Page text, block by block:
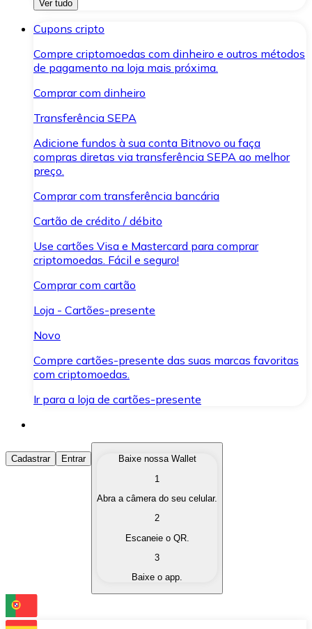
Ver tudo
Cupons cripto
Compre criptomoedas com dinheiro e outros métodos
de pagamento na loja mais próxima.
Comprar com dinheiro
Transferência SEPA
Adicione fundos à sua conta Bitnovo ou faça
compras diretas via transferência SEPA ao melhor
preço.
Comprar com transferência bancária
Cartão de crédito / débito
Use cartões Visa e Mastercard para comprar
criptomoedas. Fácil e seguro!
Comprar com cartão
Loja - Cartões-presente
Novo
Compre cartões-presente das suas marcas favoritas
com criptomoedas.
Ir para a loja de cartões-presente
Comprar Criptomoedas
Compre as criptomoedas de seu interesse de forma
Converta suas criptomoedas em moeda fiduciária
Troque uma criptomoeda por outra
Cadastrar Entrar
Baixe nossa Wallet
1
Abra a câmera do seu celular.
2
Escaneie o QR.
3
Baixe o app.